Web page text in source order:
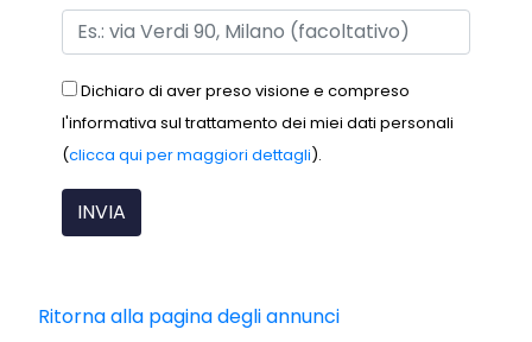
Dichiaro di aver preso visione e compreso
l'informativa sul trattamento dei miei dati personali
(clicca qui per maggiori dettagli).
Ritorna alla pagina degli annunci